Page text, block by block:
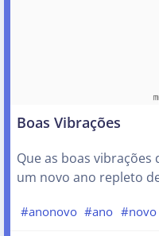
Boas Vibrações
Que as boas vibrações
um novo ano repleto
#anonovo #ano #novo